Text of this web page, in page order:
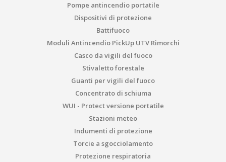
Pompe antincendio portatile
Dispositivi di protezione
Battifuoco
Moduli Antincendio PickUp UTV Rimorchi
Casco da vigili del fuoco
Stivaletto forestale
Guanti per vigili del fuoco
Concentrato di schiuma
WUI - Protect versione portatile
Stazioni meteo
Indumenti di protezione
Torcie a sgocciolamento
Protezione respiratoria